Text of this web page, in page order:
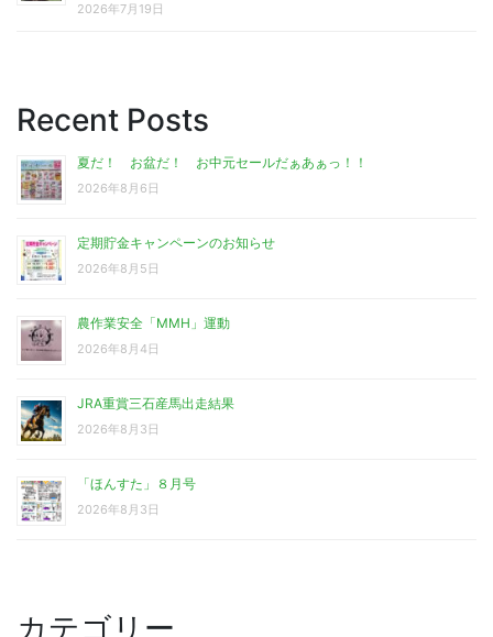
2026年7月19日
Recent Posts
夏だ！ お盆だ！ お中元セールだぁあぁっ！！
2026年8月6日
定期貯金キャンペーンのお知らせ
2026年8月5日
農作業安全「MMH」運動
2026年8月4日
JRA重賞三石産馬出走結果
2026年8月3日
「ほんすた」８月号
2026年8月3日
カテゴリー